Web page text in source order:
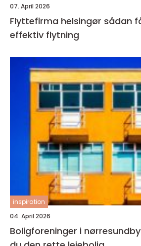
07. April 2026
Flyttefirma helsingør sådan får du en tryg og
effektiv flytning
inspiration
04. April 2026
Boligforeninger i nørresundby sådan finder